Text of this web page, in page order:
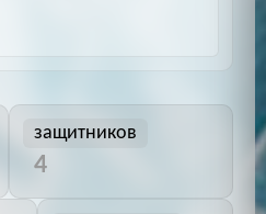
защитников
4